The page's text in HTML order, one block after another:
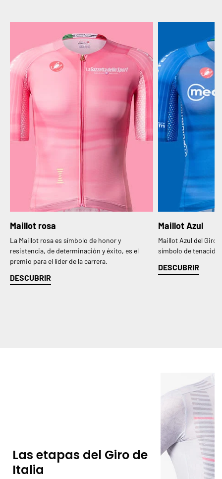
Maillot rosa
La Maillot rosa es símbolo de honor y
resistencia, de determinación y éxito, es el
premio para el líder de la carrera.
DESCUBRIR
Maillot Azul
Maillot Azul del Giro
símbolo de
DESCUBRIR
Las etapas del Giro de
Italia